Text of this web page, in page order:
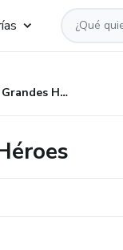
Pequeños Grandes Héroes